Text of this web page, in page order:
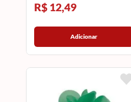
R$ 12,49
Adicionar